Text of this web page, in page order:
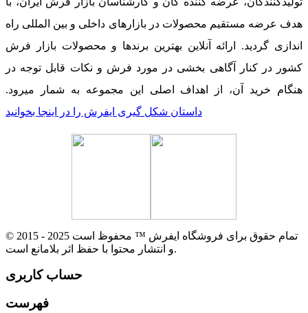
هدف عرضه مستقیم محصولات در بازارهای داخلی و بین المللی راه
اندازی گردید. ارائه آنلاین بهترین برندها و محصولات بازار فرش
کشور در کنار آگاهی بخشی در مورد فرش و نکات قابل توجه در
هنگام خرید آن، از اهداف اصلی این مجموعه به شمار میرود.
داستان شکل گیری ایفرش را در اینجا بخوانید
© 2015 - 2025 تمام حقوق برای فروشگاه ایفرش ™ محفوظ است
و انتشار محتوا با حفظ اثر بلامانع است.
حساب کاربری
فهرست